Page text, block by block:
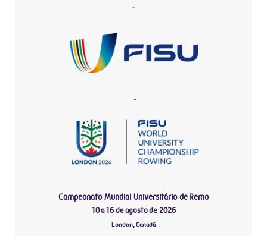
-
-
Campeonato Mundial Universitário de Remo
10 a 16 de agosto de 2026
London, Canadá